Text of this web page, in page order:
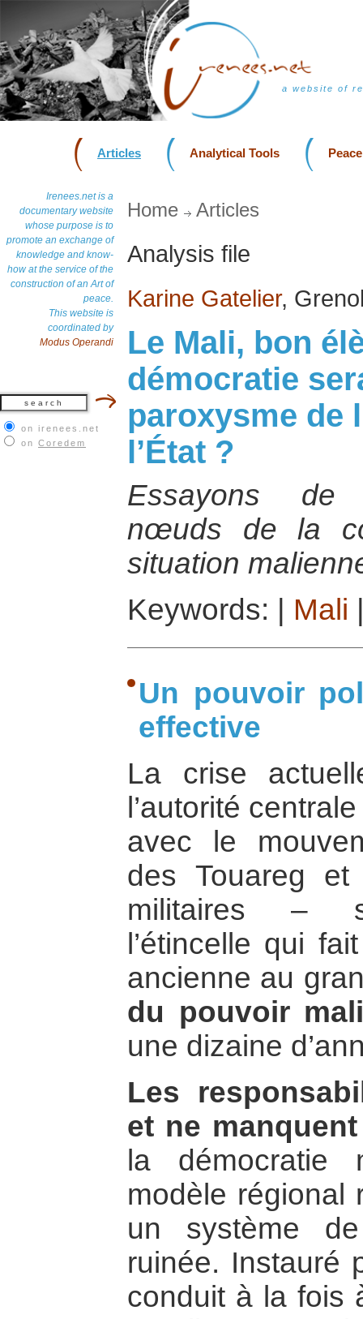
a website of
Articles Analytical Tools
Irenees.net is a
documentary website
whose purpose is to
promote an exchange of
knowledge and know-
how at the service of the
construction of an Art of
peace.
This website is
coordinated by
Modus Operandi
on irenees.net
on Coredem
Home Articles
Analysis file
Karine Gatelier,
Le Mali, bon
démocratie
paroxysme de
l’État ?
Essayons de
nœuds de la
situation
Keywords:
Mali
Un pouvoir
effective
La crise
l’autorité
avec le
des Touareg
militaires –
l’étincelle qui
ancienne au
du pouvoir
une dizaine
Les
et ne
la démocratie
modèle régional
un système
ruinée. Instauré
conduit à la fois